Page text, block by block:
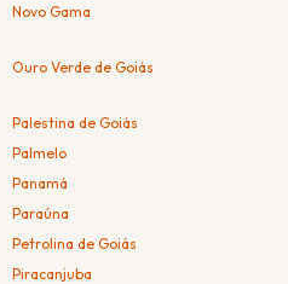
Novo Gama
Ouro Verde de Goiás
Palestina de Goiás
Palmelo
Panamá
Paraúna
Petrolina de Goiás
Piracanjuba